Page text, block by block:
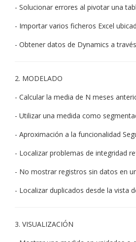
- Solucionar errores al pivotar una
- Importar varios ficheros Excel
- Obtener datos de Dynamics a
2. MODELADO
- Calcular la media de N meses
- Utilizar una medida como
- Aproximación a la funcionalidad
- Localizar problemas de integridad
- No mostrar registros sin datos en
- Localizar duplicados desde la vista
3. VISUALIZACIÓN